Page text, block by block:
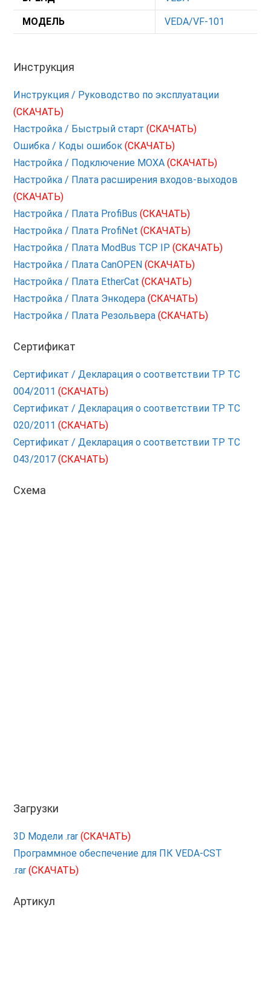
МОДЕЛЬ VEDA/VF-101
Инструкция
Инструкция / Руководство по эксплуатации
(СКАЧАТЬ)
Настройка / Быстрый старт(СКАЧАТЬ)
Ошибка / Коды ошибок(СКАЧАТЬ)
Настройка / Подключение MOXA(СКАЧАТЬ)
Настройка / Плата расширения входов-выходов
(СКАЧАТЬ)
Настройка / Плата ProfiBus(СКАЧАТЬ)
Настройка / Плата ProfiNet(СКАЧАТЬ)
Настройка / Плата ModBus TCP IP(СКАЧАТЬ)
Настройка / Плата CanOPEN(СКАЧАТЬ)
Настройка / Плата EtherCat(СКАЧАТЬ)
Настройка / Плата Энкодера(СКАЧАТЬ)
Настройка / Плата Резольвера(СКАЧАТЬ)
Сертификат
Сертификат / Декларация о соответствии ТР ТС
004/2011(СКАЧАТЬ)
Сертификат / Декларация о соответствии ТР ТС
020/2011(СКАЧАТЬ)
Сертификат / Декларация о соответствии ТР ТС
043/2017(СКАЧАТЬ)
Схема
Загрузки
3D Модели .rar(СКАЧАТЬ)
Программное обеспечение для ПК VEDA-CST
.rar(СКАЧАТЬ)
Артикул